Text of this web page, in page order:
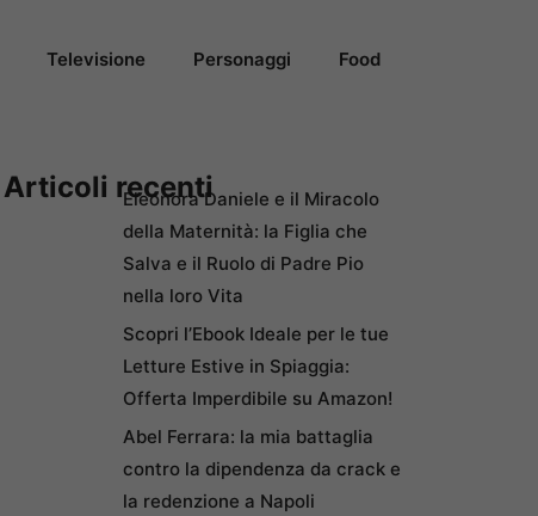
Televisione Personaggi Food
Articoli recentiEleonora Daniele e il Miracolo
della Maternità: la Figlia che
Salva e il Ruolo di Padre Pio
nella loro Vita
Scopri l’Ebook Ideale per le tue
Letture Estive in Spiaggia:
Offerta Imperdibile su Amazon!
Abel Ferrara: la mia battaglia
contro la dipendenza da crack e
la redenzione a Napoli